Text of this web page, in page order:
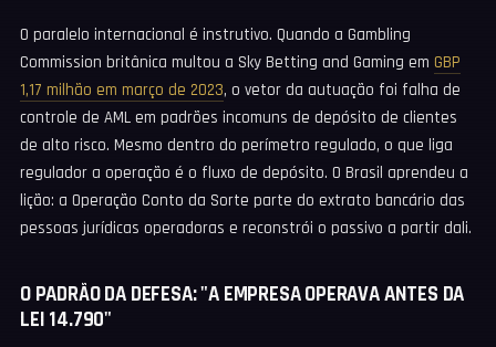
O paralelo internacional é instrutivo. Quando a Gambling
Commission britânica multou a Sky Betting and Gaming em GBP
1,17 milhão em março de 2023, o vetor da autuação foi falha de
controle de AML em padrões incomuns de depósito de clientes
de alto risco. Mesmo dentro do perímetro regulado, o que liga
regulador a operação é o fluxo de depósito. O Brasil aprendeu a
lição: a Operação Conto da Sorte parte do extrato bancário das
pessoas jurídicas operadoras e reconstrói o passivo a partir dali.
O PADRÃO DA DEFESA: "A EMPRESA OPERAVA ANTES DA
LEI 14.790"